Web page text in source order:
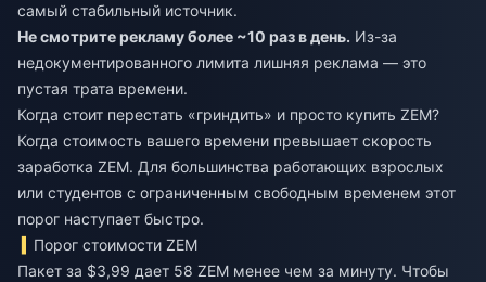
самый стабильный источник.
Не смотрите рекламу более ~10 раз в день. Из-за
недокументированного лимита лишняя реклама — это
пустая трата времени.
Когда стоит перестать «гриндить» и просто купить ZEM?
Когда стоимость вашего времени превышает скорость
заработка ZEM. Для большинства работающих взрослых
или студентов с ограниченным свободным временем этот
порог наступает быстро.
Порог стоимости ZEM
Пакет за $3,99 дает 58 ZEM менее чем за минуту. Чтобы